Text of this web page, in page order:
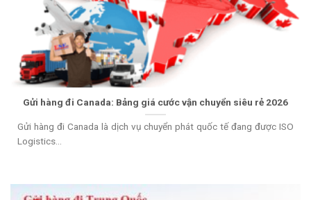
Gửi hàng đi Canada: Bảng giá cước vận chuyển siêu rẻ 2026
Gửi hàng đi Canada là dịch vụ chuyển phát quốc tế đang được ISO
Logistics...